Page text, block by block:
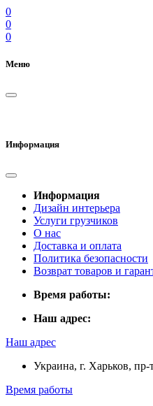
0
0
0
Меню
Информация
Информация
Дизайн интерьера
Услуги грузчиков
О нас
Доставка и оплата
Политика безопасности
Возврат товаров и
Время работы:
Наш адрес:
Наш адрес
Украина, г. Харьков,
Время работы